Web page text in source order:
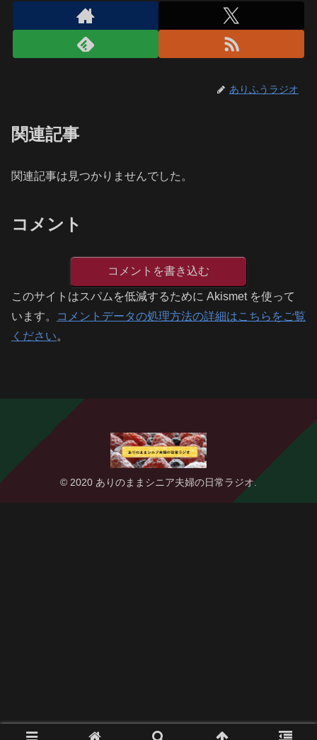
ありふうラジオ
関連記事
関連記事は見つかりませんでした。
コメント
コメントを書き込む
このサイトはスパムを低減するために Akismet を使って
います。
コメントデータの処理方法の詳細はこちらをご覧
ください。
© 2020 ありのままシニア夫婦の日常ラジオ.